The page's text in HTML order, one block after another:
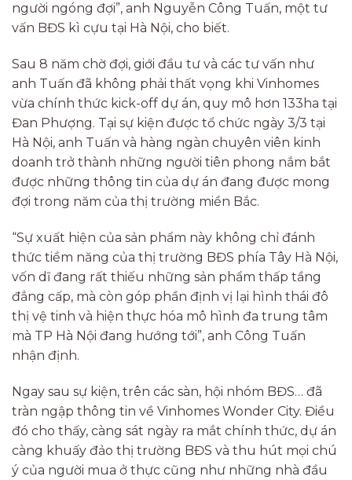
người ngóng đợi”, anh Nguyễn Công Tuấn, một tư
vấn BĐS kì cựu tại Hà Nội, cho biết.
Sau 8 năm chờ đợi, giới đầu tư và các tư vấn như
anh Tuấn đã không phải thất vọng khi Vinhomes
vừa chính thức kick-off dự án, quy mô hơn 133ha tại
Đan Phượng. Tại sự kiện được tổ chức ngày 3/3 tại
Hà Nội, anh Tuấn và hàng ngàn chuyên viên kinh
doanh trở thành những người tiên phong nắm bắt
được những thông tin của dự án đang được mong
đợi trong năm của thị trường miền Bắc.
“Sự xuất hiện của sản phẩm này không chỉ đánh
thức tiềm năng của thị trường BĐS phía Tây Hà Nội,
vốn dĩ đang rất thiếu những sản phẩm thấp tầng
đẳng cấp, mà còn góp phần định vị lại hình thái đô
thị vệ tinh và hiện thực hóa mô hình đa trung tâm
mà TP Hà Nội đang hướng tới”, anh Công Tuấn
nhận định.
Ngay sau sự kiện, trên các sàn, hội nhóm BĐS… đã
tràn ngập thông tin về Vinhomes Wonder City. Điều
đó cho thấy, càng sát ngày ra mắt chính thức, dự án
càng khuấy đảo thị trường BĐS và thu hút mọi chú
ý của người mua ở thực cũng như những nhà đầu